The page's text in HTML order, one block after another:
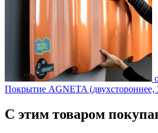
Покрытие AGNETA (двухстороннее,
С этим товаром